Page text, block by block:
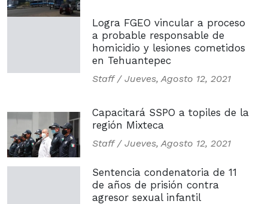
Logra FGEO vincular a proceso
a probable responsable de
homicidio y lesiones cometidos
en Tehuantepec
Staff / Jueves, Agosto 12, 2021
Capacitará SSPO a topiles de la
región Mixteca
Staff / Jueves, Agosto 12, 2021
Sentencia condenatoria de 11
de años de prisión contra
agresor sexual infantil